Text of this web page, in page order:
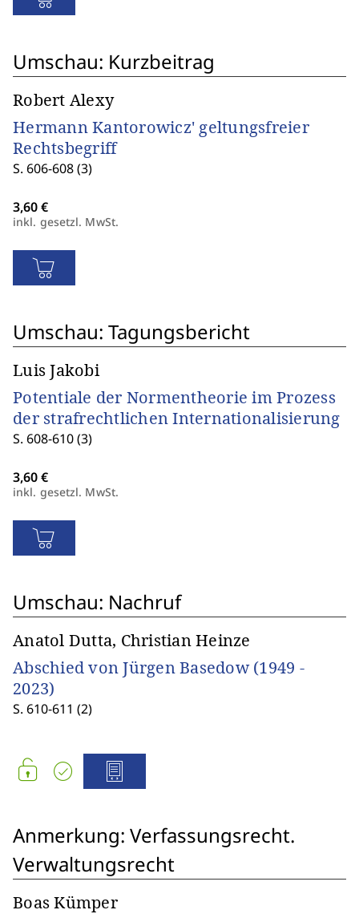
Umschau: Kurzbeitrag
Robert Alexy
Hermann Kantorowicz' geltungsfreier
Rechtsbegriff
S. 606-608 (3)
inkl. gesetzl. MwSt.
Umschau: Tagungsbericht
Luis Jakobi
Potentiale der Normentheorie im Prozess
der strafrechtlichen Internationalisierung
S. 608-610 (3)
inkl. gesetzl. MwSt.
Umschau: Nachruf
Anatol Dutta, Christian Heinze
Abschied von Jürgen Basedow (1949 -
2023)
S. 610-611 (2)
Anmerkung: Verfassungsrecht.
Verwaltungsrecht
Boas Kümper